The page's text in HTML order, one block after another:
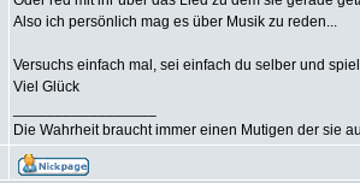
Also ich persönlich mag es über Musik zu reden...
Versuchs einfach mal, sei einfach du selber und
Viel Glück
Die Wahrheit braucht immer einen Mutigen der sie